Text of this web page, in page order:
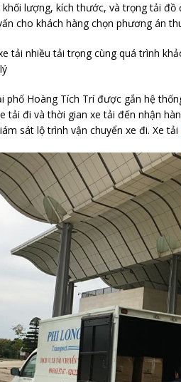
lượng, kích thước, và trọng tải
cho khách hàng chọn phương án
tải nhiều tải trọng cùng quá trình
phố Hoàng Tích Trí được gắn hệ
tải đi và thời gian xe tải đến nhận
sát lộ trình vận chuyển xe đi. Xe tải